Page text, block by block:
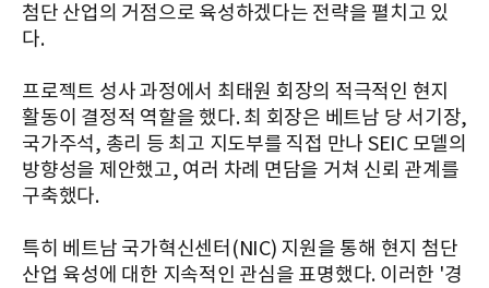
첨단 산업의 거점으로 육성하겠다는 전략을 펼치고 있
다.
프로젝트 성사 과정에서 최태원 회장의 적극적인 현지
활동이 결정적 역할을 했다. 최 회장은 베트남 당 서기장,
국가주석, 총리 등 최고 지도부를 직접 만나 SEIC 모델의
방향성을 제안했고, 여러 차례 면담을 거쳐 신뢰 관계를
구축했다.
특히 베트남 국가혁신센터(NIC) 지원을 통해 현지 첨단
산업 육성에 대한 지속적인 관심을 표명했다. 이러한 '경